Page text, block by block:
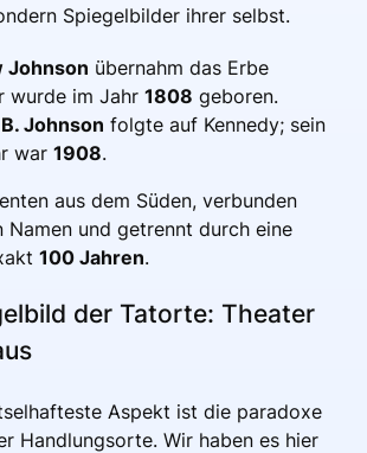
Spiegelbilder ihrer selbst.
Johnson übernahm das Erbe
wurde im Jahr 1808 geboren.
Johnson folgte auf Kennedy; sein
war 1908.
aus dem Süden, verbunden
Namen und getrennt durch eine
100 Jahren.
der Tatorte: Theater
Aspekt ist die paradoxe
Handlungsorte. Wir haben es hier